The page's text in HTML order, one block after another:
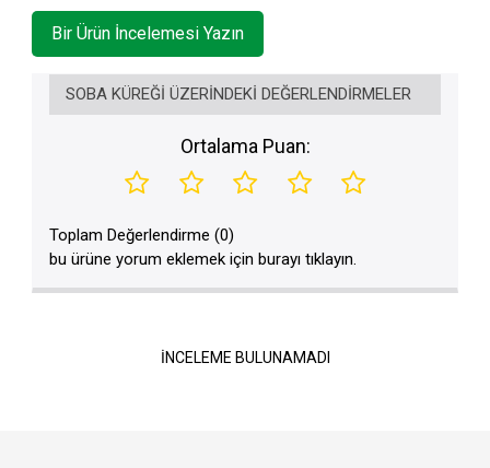
Bir Ürün İncelemesi Yazın
SOBA KÜREĞI ÜZERINDEKI DEĞERLENDIRMELER
Ortalama Puan:
Toplam Değerlendirme (0)
bu ürüne yorum eklemek için burayı tıklayın.
İNCELEME BULUNAMADI